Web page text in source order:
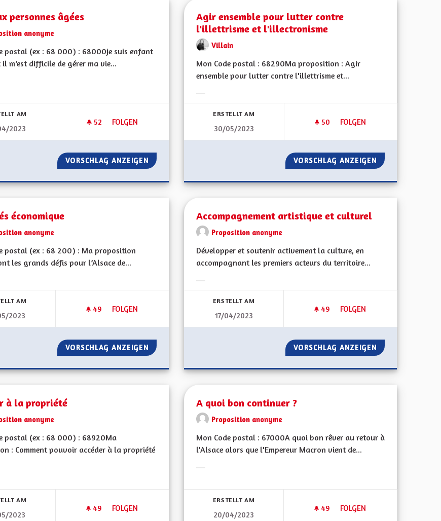
personnes âgées
anonyme
postal (ex : 68 000) : 68000je suis enfant
m’est difficile de gérer ma vie...
AM
2023
52 52 FOLLOWER
FOLGEN
AIDE AUX PERSONNES ÂGÉES
VORSCHLAG ANZEIGEN AIDE AUX PERSONNES ÂGÉES
Agir ensemble pour lutter contre
l'illettrisme et l'illectronisme
Villain
Mon Code postal : 68290Ma proposition : Agir
ensemble pour lutter contre l'illettrisme et...
ERSTELLT AM
30/05/2023
50 50 FOLLOWER
FOLGEN
AGIR ENSEMBLE POUR
VORSCHLAG ANZEIGEN AGIR
économique
anonyme
postal (ex : 68 200) : Ma proposition
les grands défis pour l’Alsace de...
AM
2023
49 49 FOLLOWER
FOLGEN
ACTIVITÉS ÉCONOMIQUE
VORSCHLAG ANZEIGEN ACTIVITÉS ÉCONOMIQUE
Accompagnement artistique et culturel
Proposition anonyme
Développer et soutenir activement la culture, en
accompagnant les premiers acteurs du territoire...
ERSTELLT AM
17/04/2023
49 49 FOLLOWER
FOLGEN
ACCOMPAGNEMENT
VORSCHLAG ANZEIGEN
à la propriété
anonyme
postal (ex : 68 000) : 68920Ma
: Comment pouvoir accéder à la propriété
AM
2023
49 49 FOLLOWER
FOLGEN
ACCÉDER À LA PROPRIÉTÉ
A quoi bon continuer ?
Proposition anonyme
Mon Code postal : 67000A quoi bon rêver au retour à
l'Alsace alors que l'Empereur Macron vient de...
ERSTELLT AM
20/04/2023
49 49 FOLLOWER
FOLGEN
A QUOI BON CONTINUER ?